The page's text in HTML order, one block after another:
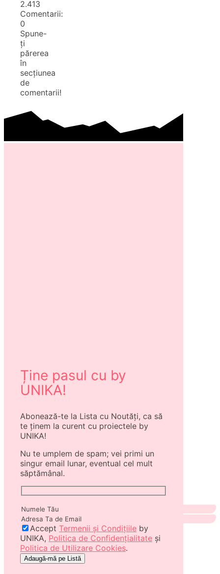
2.413
Comentarii:
0
Spune-
ți
părerea
în
secțiunea
de
comentarii!
Ține pasul cu by
UNIKA!
Abonează-te la Lista cu Noutăți, ca să
te ținem la curent cu proiectele by
UNIKA!
Nu te umplem de spam; vei primi un
singur email lunar, eventual cel mult
săptămânal.
Accept Termenii și Condițiile by
UNIKA, Politica de Confidențialitate și
Politica de Utilizare Cookies.